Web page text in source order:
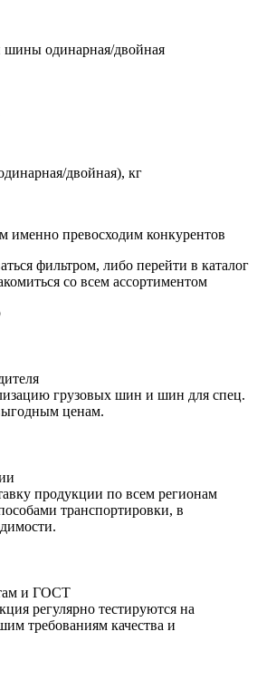
шины одинарная/двойная
двойная), кг
именно превосходим конкурентов
фильтром, либо перейти в каталог
со всем ассортиментом
грузовых шин и шин для спец.
ценам.
продукции по всем регионам
транспортировки, в
и ГОСТ
регулярно тестируются на
требованиям качества и